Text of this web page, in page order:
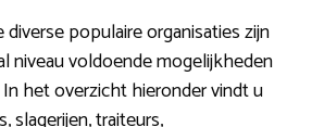
populaire organisaties zijn
niveau voldoende mogelijkheden
het overzicht hieronder vindt u